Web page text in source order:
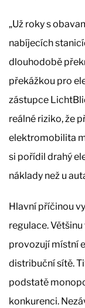
„Už roky s
nabíjecích
dlouhodobě
překážkou pro
zástupce
reálné riziko, že
elektromobilita
si pořídil drahý
náklady než u
Hlavní příčinou
regulace.
provozují místní
distribuční sítě.
podstatě
konkurenci.